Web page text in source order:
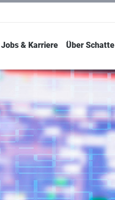
Jobs & Karriere Über Schatte